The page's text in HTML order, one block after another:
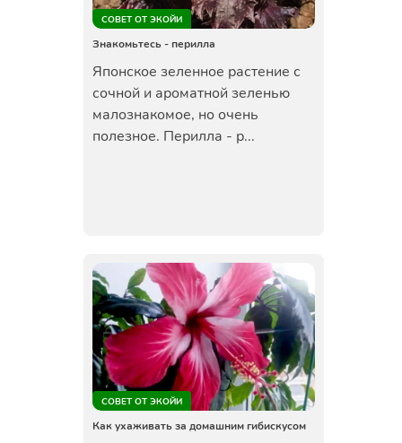
СОВЕТ ОТ ЭКОЙИ
Знакомьтесь - перилла
Японское зеленное растение с
сочной и ароматной зеленью
малознакомое, но очень
полезное. Перилла - р...
СОВЕТ ОТ ЭКОЙИ
Как ухаживать за домашним гибискусом